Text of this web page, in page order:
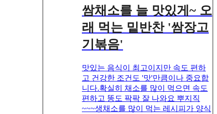
쌈채소를 늘 맛있게~ 오
래 먹는 밑반찬 '쌈장고
기볶음'
맛있는 음식이 최고이지만 속도 편하
고 건강한 조건도 '맛'만큼이나 중요합
니다.확실히 채소를 많이 먹으면 속도
편하고 똥도 팍팍 잘 나와요 뿌지직
~~~생채소를 많이 먹는 레시피가 양식